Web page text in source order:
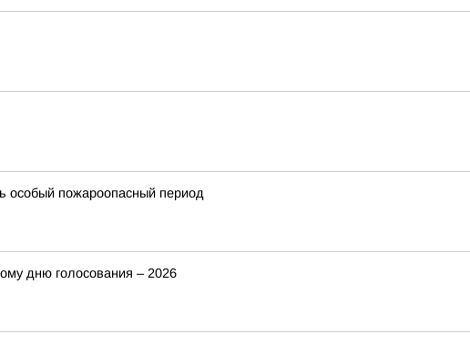
особый пожароопасный период
дню голосования – 2026